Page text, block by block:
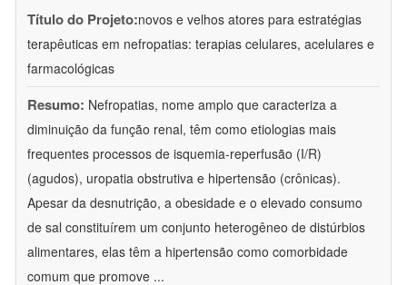
Título do Projeto:novos e velhos atores para estratégias
terapêuticas em nefropatias: terapias celulares, acelulares e
farmacológicas
Resumo: Nefropatias, nome amplo que caracteriza a
diminuição da função renal, têm como etiologias mais
frequentes processos de isquemia-reperfusão (I/R)
(agudos), uropatia obstrutiva e hipertensão (crônicas).
Apesar da desnutrição, a obesidade e o elevado consumo
de sal constituírem um conjunto heterogêneo de distúrbios
alimentares, elas têm a hipertensão como comorbidade
comum que promove ...